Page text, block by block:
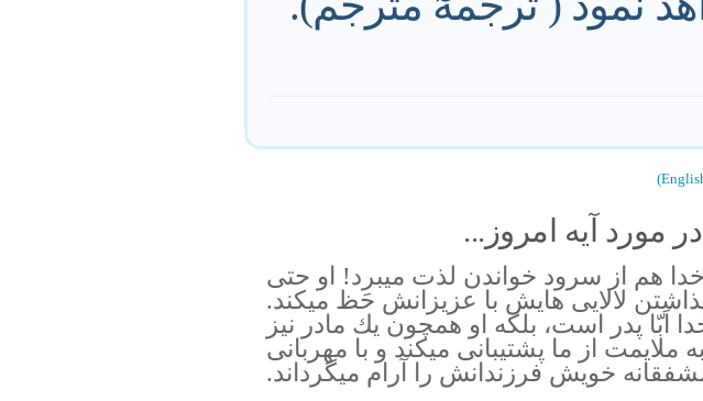
مورد آیه امروز...
هم از سرود خواندن لذت ميبرد! او حتى
لالايى هايش با عزيزانش حَظ ميكند.
اَبّا پدر است، بلكه او همچون يك مادر نيز
از ما پشتيبانى ميكند و با مهربانى
خويش فرزندانش را آرام ميگرداند.